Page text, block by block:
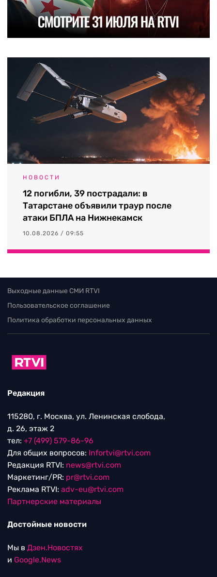
НОВОСТИ
12 погибли, 39 пострадали: в
Татарстане объявили траур после
атаки БПЛА на Нижнекамск
10.08.2026 / 09:55
Выходные данные СМИ RTVI
Пользовательское соглашение
Политика обработки персональных данных
Редакция
115280, г. Москва, ул. Ленинская слобода,
д. 26, этаж 2
тел: +7 (499) 579-86-96
Для общих вопросов: Infortvi@rtvi.com
Редакция RTVI: news@rtvi.com
Маркетинг/PR: pr@rtvi.com
Реклама RTVI: adv-eu@rtvi.com
Партнерские материалы
Достойные новости
Мы в Дзен.Новостях
и Google.News